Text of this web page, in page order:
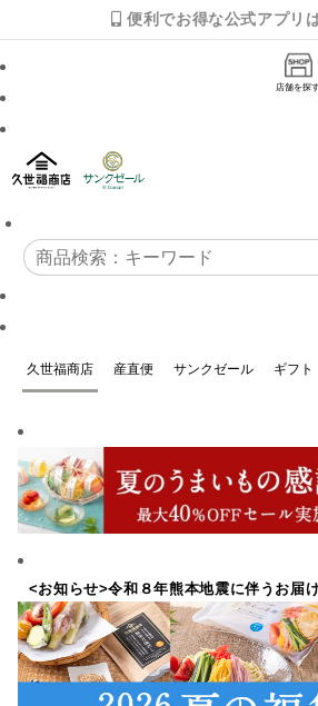
便利でお得な公式アプリ
店舗を探
久世福商店 産直便 サンクゼール ギフト
<お知らせ>令和８年熊本地震に伴うお届